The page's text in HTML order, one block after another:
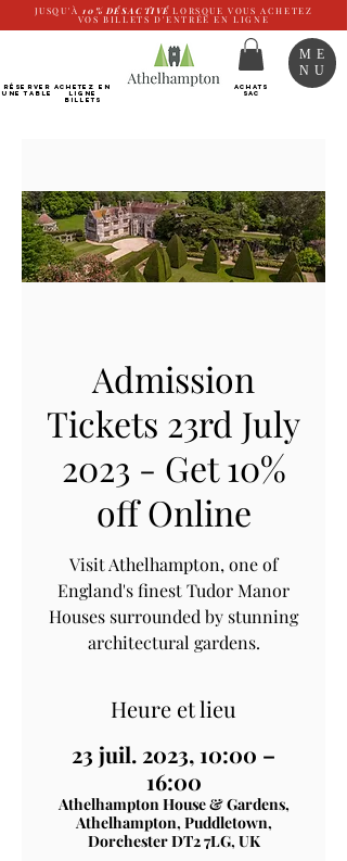
JUSQU'À 10% DÉSACTIVÉ LORSQUE VOUS ACHETEZ
VOS BILLETS D'ENTRÉE EN LIGNE
RÉSERVER
UNE TABLE
Achetez EN
LIGNE
Billets
ACHATS
SAC
ME
NU
Admission
Tickets 23rd July
2023 - Get 10%
off Online
Visit Athelhampton, one of
England's finest Tudor Manor
Houses surrounded by stunning
architectural gardens.
Heure et lieu
23 juil. 2023, 10:00 –
16:00
Athelhampton House & Gardens,
Athelhampton, Puddletown,
Dorchester DT2 7LG, UK